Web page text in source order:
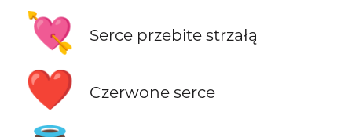
💘 Serce przebite strzałą
❤️ Czerwone serce